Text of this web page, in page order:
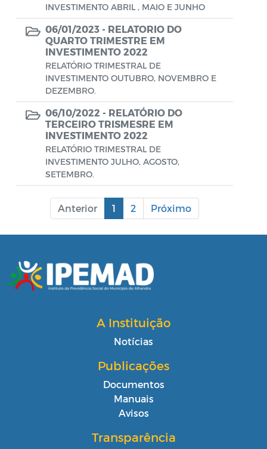
INVESTIMENTO ABRIL , MAIO E JUNHO
06/01/2023 - RELATORIO DO
QUARTO TRIMESTRE EM
INVESTIMENTO 2022
RELATÓRIO TRIMESTRAL DE
INVESTIMENTO OUTUBRO, NOVEMBRO E
DEZEMBRO.
06/10/2022 - RELATÓRIO DO
TERCEIRO TRISMESRE EM
INVESTIMENTO 2022
RELATÓRIO TRIMESTRAL DE
INVESTIMENTO JULHO, AGOSTO,
SETEMBRO.
Anterior 1 2 Próximo
A Instituição
Notícias
Publicações
Documentos
Manuais
Avisos
Transparência